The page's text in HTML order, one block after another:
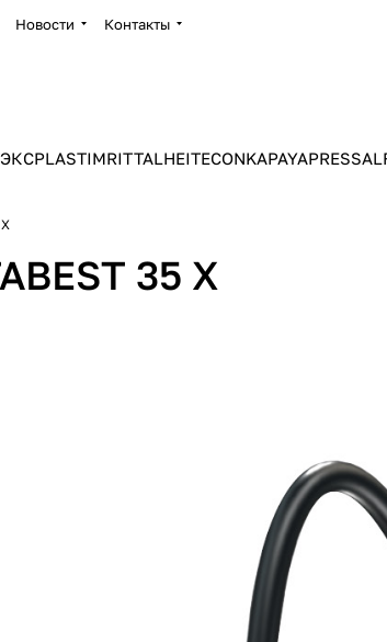
Новости Контакты
PLASTIMRITTALHEITECONKAPAYAPRESS
35 X